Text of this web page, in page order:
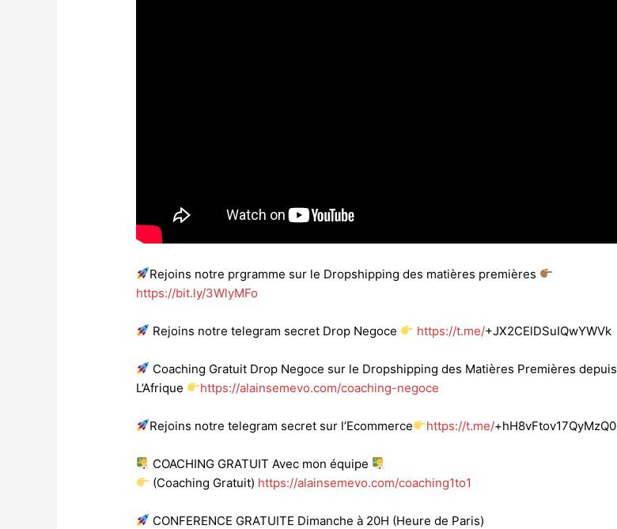
Rejoins notre prgramme sur le Dropshipping des matières premières
https://bit.ly/3WlyMFo
Rejoins notre telegram secret Drop Negoce https://t.me/+JX2CElDSuIQwYWVk
Coaching Gratuit Drop Negoce sur le Dropshipping des Matières Premières depuis
L’Afrique
https://alainsemevo.com/coaching-negoce
Rejoins notre telegram secret sur l’Ecommerce https://t.me/+hH8vFtov17QyMzQ0
COACHING GRATUIT Avec mon équipe
(Coaching Gratuit) https://alainsemevo.com/coaching1to1
CONFERENCE GRATUITE Dimanche à 20H (Heure de Paris)